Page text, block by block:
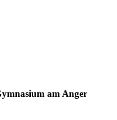
am Anger